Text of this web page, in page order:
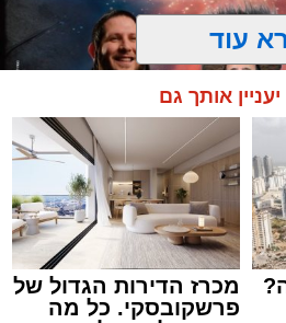
עוד
יעניין אותך גם
מכרז הדירות הגדול של
פרשקובסקי. כל מה